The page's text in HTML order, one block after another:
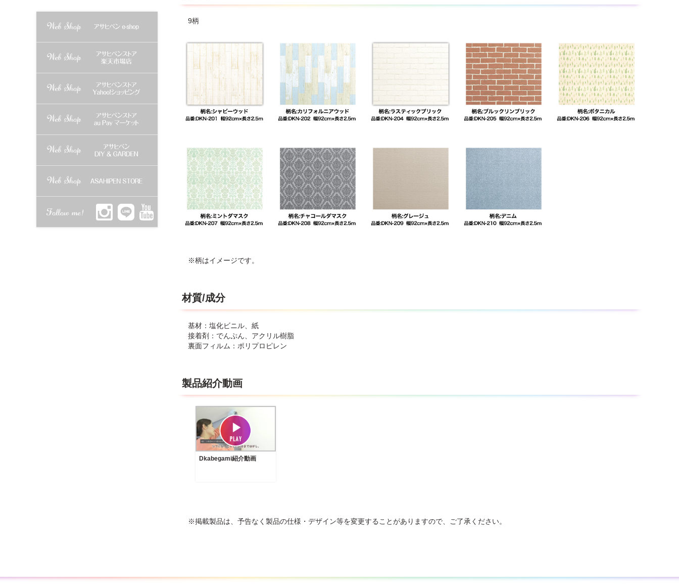
【作業上のご注意】
●貼りつけ作業中、及び貼りつけ後、のりが乾きにおいがなくなるまでは、よく換気を行ってください。
●皮ふの弱い方は、のりで手が荒れることがあります。作業中は薄手のゴム製やポリエチレン製などの手袋をご使用ください。
●のりが手や衣服などについたら、すぐに水洗いするなどしてください。のりが乾くと取れにくくなります。
●周囲やカベ紙表面にのりが付着した場合は、すみやかに水でぬらしたスポンジなどで拭きとってください。そのまま放置しますと、のりが取
れにくくなったり、黄ばんでくることがあります。
●万一、のりが目や口に入った場合は、直ちに多量の水で洗い流してください。
●カベ紙貼り用途以外には使用しないでください。
【下地のご注意】
9柄
※柄はイメージです。
材質/成分
基材：塩化ビニル、紙
接着剤：でんぷん、アクリル樹脂
裏面フィルム：ポリプロピレン
製品紹介動画
Dkabegami紹介動画
※掲載製品は、予告なく製品の仕様・デザイン等を変更することがありますので、ご了承ください。